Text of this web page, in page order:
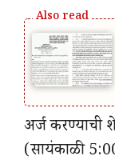
अर्ज करण्याची
(सायंकाळी